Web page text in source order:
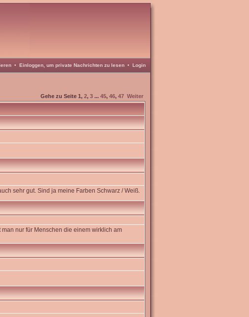
• Einloggen, um private Nachrichten zu lesen • Login
Gehe zu Seite 1, 2, 3 ... 45, 46, 47 Weiter
sehr gut. Sind ja meine Farben Schwarz / Weiß.
nur für Menschen die einem wirklich am